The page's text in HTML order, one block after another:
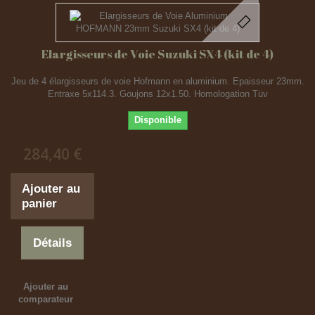
Elargisseurs de Voie Suzuki SX4 (kit de 4)
Jeu de 4 élargisseurs de voie Hofmann en aluminium. Epaisseur 23mm.
Entraxe 5x114.3. Goujons 12x1.50. Homologation Tüv
Disponible
284,40 €
Ajouter au
panier
Détails
Ajouter au
comparateur